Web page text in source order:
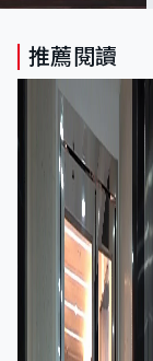
推薦閱讀